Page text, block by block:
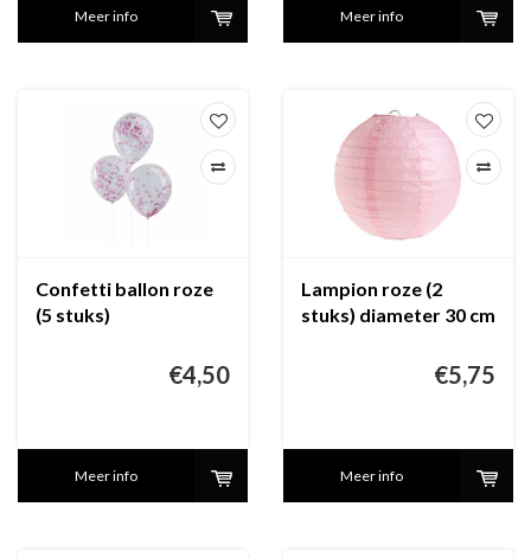
Meer info Meer info
Confetti ballon roze
(5 stuks)
€4,50
Meer info
Lampion roze (2
stuks) diameter 30 cm
€5,75
Meer info